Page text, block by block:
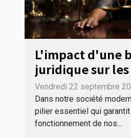
L'impact d'une
juridique sur
consommateurs
Vendredi 22 septembre
Dans notre société
pilier essentiel qui
fonctionnement de nos...